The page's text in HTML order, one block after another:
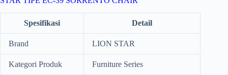
Spesifikasi Detail
Brand LION STAR
Kategori Produk Furniture Series